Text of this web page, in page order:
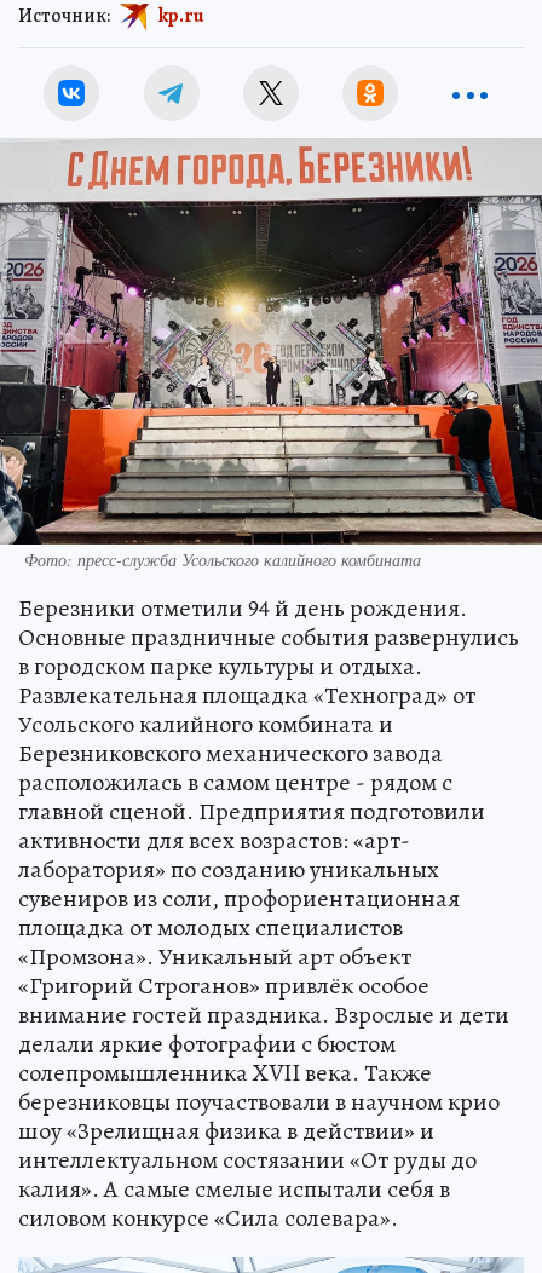
Источник: kp.ru
Фото: пресс-служба Усольского калийного комбината
Березники отметили 94 й день рождения.
Основные праздничные события развернулись
в городском парке культуры и отдыха.
Развлекательная площадка «Техноград» от
Усольского калийного комбината и
Березниковского механического завода
расположилась в самом центре - рядом с
главной сценой. Предприятия подготовили
активности для всех возрастов: «арт-
лаборатория» по созданию уникальных
сувениров из соли, профориентационная
площадка от молодых специалистов
«Промзона». Уникальный арт объект
«Григорий Строганов» привлёк особое
внимание гостей праздника. Взрослые и дети
делали яркие фотографии с бюстом
солепромышленника XVII века. Также
березниковцы поучаствовали в научном крио
шоу «Зрелищная физика в действии» и
интеллектуальном состязании «От руды до
калия». А самые смелые испытали себя в
силовом конкурсе «Сила солевара».